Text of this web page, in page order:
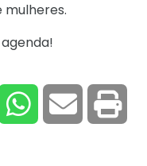
mulheres.